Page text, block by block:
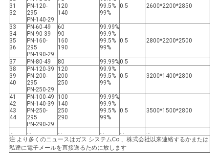
ー
ポ
リ
シ
ー
31
32
PN-120-
295
PN-140-29
120
140
99.5%
99%
0.5 2600*2200*2850
33
34
35
36
PN-60-49
PN-90-39
PN-160-
295
PN-190-29
60
90
160
190
99.99%
99.9%
99.5%
99%
0.5 2800*2200*2500
37 PN-80-49 80 99.99%0.5
38
39
40
PN-120-39
PN-200-
295
PN-250-29
120
200
250
99.9%
99.5%
99%
0.5 3200*1400*2800
41
42
43
44
PN-100-49
PN-140-39
PN-250-
295
PN-290-29
100
140
250
290
99.99%
99.9%
99.5%
99%
0.5 3500*1500*2800
… … … … …
…
注:より多くのニュースはガス システムCo.、株式会社以来連絡するかまたは
私達に電子メールを直接送るために放します